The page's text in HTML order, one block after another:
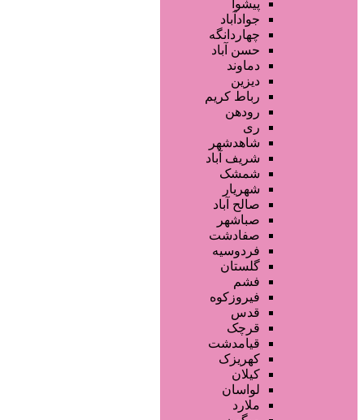
تجهیزات سالن زیبایی
محصولات پوست
محصولات مو
محصولات آرایشی
خدمات دندانپزشکی
سایر خدمات
پیشوا
جوادآباد
چهاردانگه
حسن آباد
دماوند
دیزین
رباط کریم
رودهن
ری
شاهدشهر
شریف آباد
شمشک
شهریار
صالح آباد
صباشهر
صفادشت
فردوسیه
گلستان
فشم
فیروزکوه
قدس
قرچک
قیامدشت
کهریزک
کیلان
لواسان
ملارد
صفحه اصلی
آگهی انبوه
طراحی سایت
صفحه اختصاصی